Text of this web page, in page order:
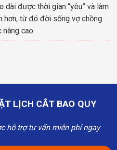
dài được thời gian “yêu” và làm
hơn, từ đó đời sống vợ chồng
cao.
LỊCH CẮT BAO QUY
hỗ trợ tư vấn miễn phí ngay